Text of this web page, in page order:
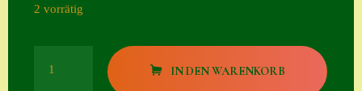
Datenschutzerklä
rung
2 vorrätig
IN DEN WARENKORB